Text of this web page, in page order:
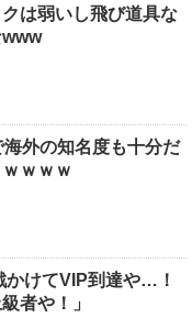
は弱いし飛び道具な
www
海外の知名度も十分だ
ｗｗｗ
けてVIP到達や…！
者や！」